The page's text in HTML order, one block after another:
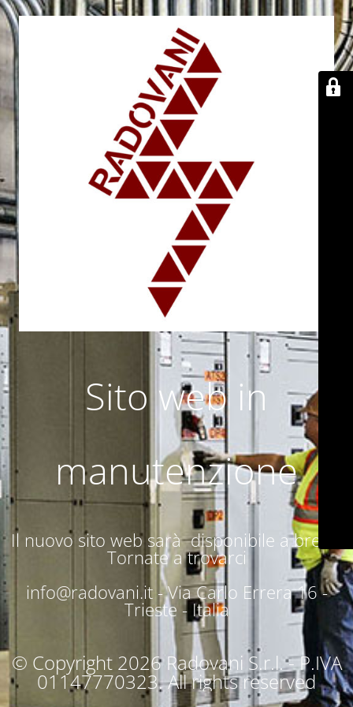
Sito web in
manutenzione
Il nuovo sito web sarà disponibile a breve.
Tornate a trovarci
info@radovani.it -Via Carlo Errera 16 -
Trieste - Italia
© Copyright 2026 Radovani S.r.l. - P.IVA
01147770323. All rights reserved